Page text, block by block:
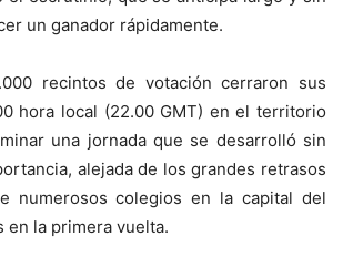
un ganador rápidamente.
recintos de votación cerraron sus
hora local (22.00 GMT) en el territorio
una jornada que se desarrolló sin
alejada de los grandes retrasos
numerosos colegios en la capital del
en la primera vuelta.